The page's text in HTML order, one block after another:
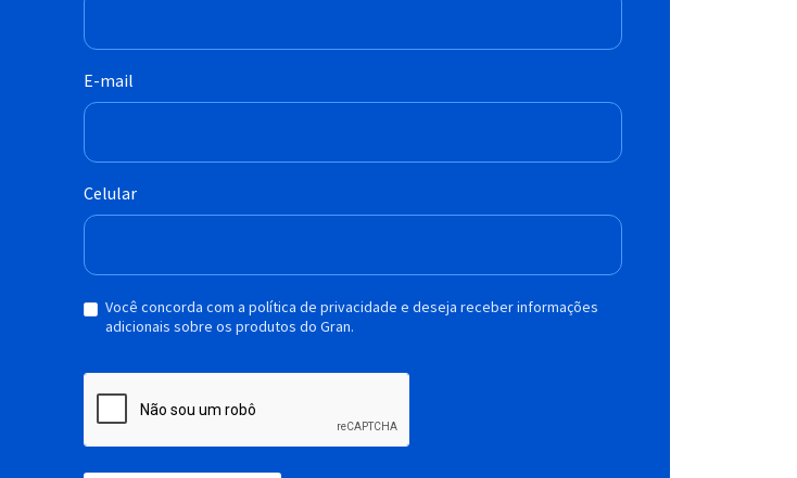
E-mail
Celular
Você concorda com a política de privacidade e deseja receber informações
adicionais sobre os produtos do Gran.